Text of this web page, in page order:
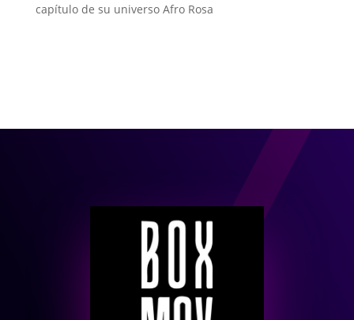
capítulo de su universo Afro Rosa